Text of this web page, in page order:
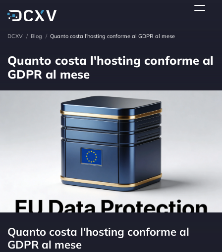
DCXV / Blog / Quanto costa l'hosting conforme al GDPR al mese
Quanto costa l'hosting conforme al
GDPR al mese
Quanto costa l'hosting conforme al
GDPR al mese